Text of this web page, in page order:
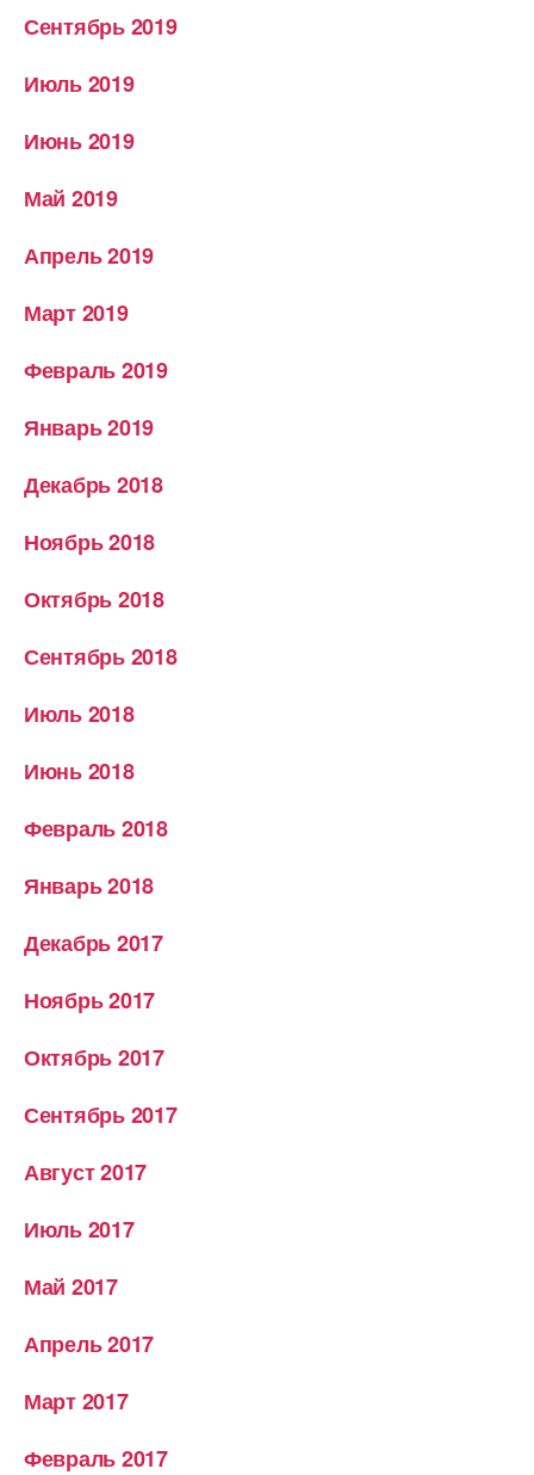
Сентябрь 2019
Июль 2019
Июнь 2019
Май 2019
Апрель 2019
Март 2019
Февраль 2019
Январь 2019
Декабрь 2018
Ноябрь 2018
Октябрь 2018
Сентябрь 2018
Июль 2018
Июнь 2018
Февраль 2018
Январь 2018
Декабрь 2017
Ноябрь 2017
Октябрь 2017
Сентябрь 2017
Август 2017
Июль 2017
Май 2017
Апрель 2017
Март 2017
Февраль 2017